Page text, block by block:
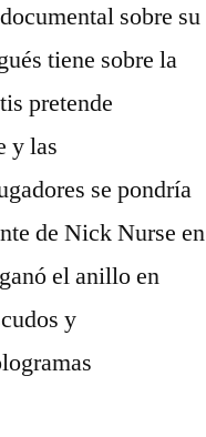
sobre su
tiene sobre la
pretende
y las
se pondría
de Nick Nurse en
el anillo en
y